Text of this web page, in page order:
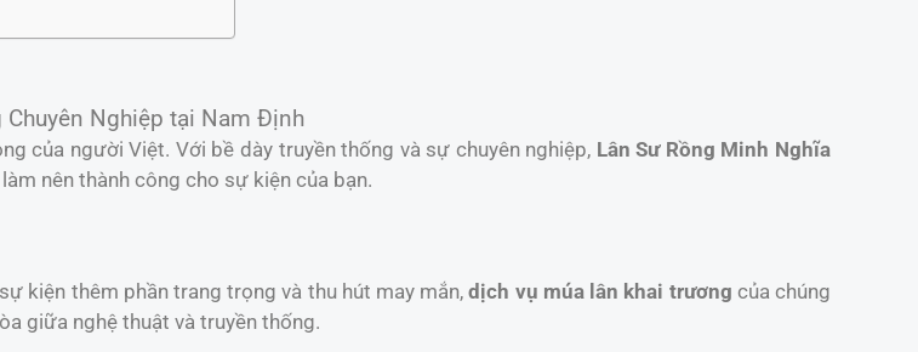
Nghiệp tại Nam Định
của người Việt. Với bề dày truyền thống và sự chuyên nghiệp, Lân Sư Rồng Minh Nghĩa
nên thành công cho sự kiện của bạn.
kiện thêm phần trang trọng và thu hút may mắn,dịch vụ múa lân khai trương của chúng
giữa nghệ thuật và truyền thống.